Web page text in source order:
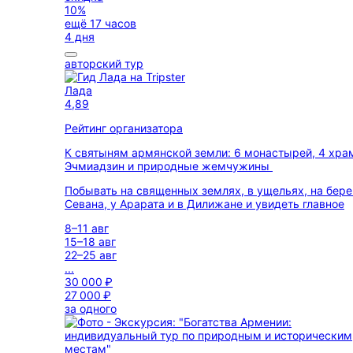
10%
ещё 17 часов
4 дня
авторский тур
Лада
4,89
Рейтинг организатора
К святыням армянской земли: 6 монастырей, 4
Эчмиадзин и природные жемчужины
Побывать на священных землях, в ущельях, на
Севана, у Арарата и в Дилижане и увидеть главное
8–11 авг
15–18 авг
22–25 авг
...
30 000 ₽
27 000 ₽
за одного